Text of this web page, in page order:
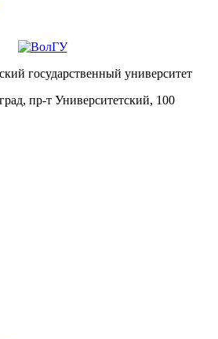
государственный университет
пр-т Университетский, 100